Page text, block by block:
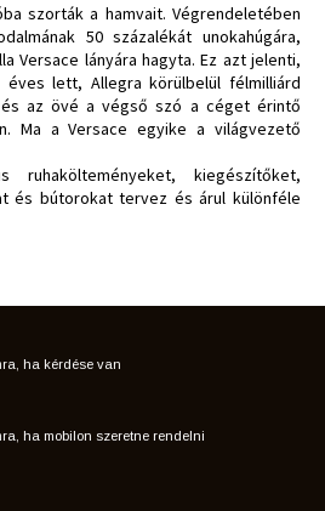
szorták a hamvait. Végrendeletében
50 százalékát unokahúgára,
Versace lányára hagyta. Ez azt jelenti,
éves lett, Allegra körülbelül félmilliárd
az övé a végső szó a céget érintő
Ma a Versace egyike a világvezető
ruhakölteményeket, kiegészítőket,
és bútorokat tervez és árul különféle
ha kérdése van
ha mobilon szeretne rendelni